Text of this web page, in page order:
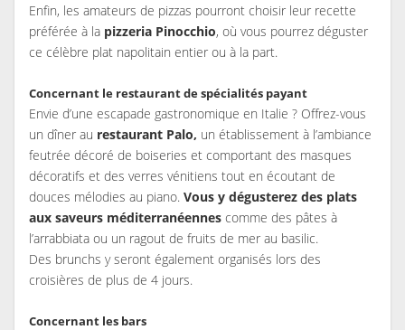
Enfin, les amateurs de pizzas pourront choisir leur recette
préférée à la pizzeria Pinocchio, où vous pourrez déguster
ce célèbre plat napolitain entier ou à la part.
Concernant le restaurant de spécialités payant
Envie d’une escapade gastronomique en Italie ? Offrez-vous
un dîner au restaurant Palo, un établissement à l’ambiance
feutrée décoré de boiseries et comportant des masques
décoratifs et des verres vénitiens tout en écoutant de
douces mélodies au piano. Vous y dégusterez des plats
aux saveurs méditerranéennes comme des pâtes à
l’arrabbiata ou un ragout de fruits de mer au basilic.
Des brunchs y seront également organisés lors des
croisières de plus de 4 jours.
Concernant les bars